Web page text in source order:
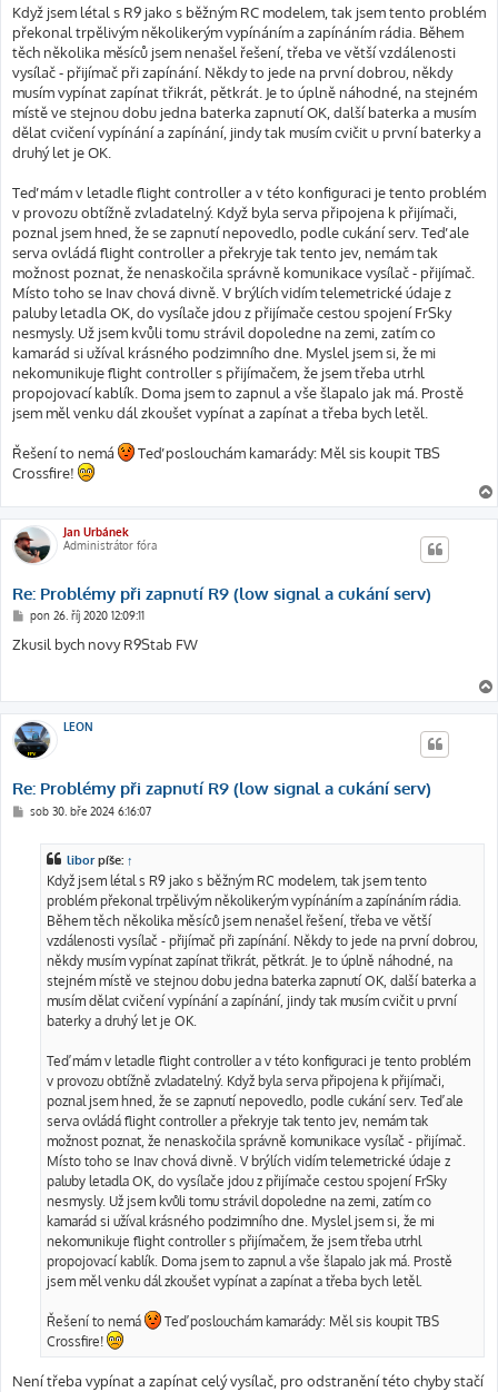
í
s
p
ě
v
e
k
Když jsem létal s R9 jako s běžným RC modelem, tak jsem tento problém
překonal trpělivým několikerým vypínáním a zapínáním rádia. Během
těch několika měsíců jsem nenašel řešení, třeba ve větší vzdálenosti
vysílač - přijímač při zapínání. Někdy to jede na první dobrou, někdy
musím vypínat zapínat třikrát, pětkrát. Je to úplně náhodné, na stejném
místě ve stejnou dobu jedna baterka zapnutí OK, další baterka a musím
dělat cvičení vypínání a zapínání, jindy tak musím cvičit u první baterky a
druhý let je OK.
Teď mám v letadle flight controller a v této konfiguraci je tento problém
v provozu obtížně zvladatelný. Když byla serva připojena k přijímači,
poznal jsem hned, že se zapnutí nepovedlo, podle cukání serv. Teď ale
serva ovládá flight controller a překryje tak tento jev, nemám tak
možnost poznat, že nenaskočila správně komunikace vysílač - přijímač.
Místo toho se Inav chová divně. V brýlích vidím telemetrické údaje z
paluby letadla OK, do vysílače jdou z přijímače cestou spojení FrSky
nesmysly. Už jsem kvůli tomu strávil dopoledne na zemi, zatím co
kamarád si užíval krásného podzimního dne. Myslel jsem si, že mi
nekomunikuje flight controller s přijímačem, že jsem třeba utrhl
propojovací kablík. Doma jsem to zapnul a vše šlapalo jak má. Prostě
jsem měl venku dál zkoušet vypínat a zapínat a třeba bych letěl.
Řešení to nemá
Teď poslouchám kamarády: Měl sis koupit TBS
Crossfire!
Jan Urbánek
Administrátor fóra
Re: Problémy při zapnutí R9 (low signal a cukání serv)
P
í
s
k
pon 26. říj 2020 12:09:11
Zkusil bych novy R9Stab FW
LEON
Re: Problémy při zapnutí R9 (low signal a cukání serv)
Psob 30. bře 2024 6:16:07
liborpíše: ↑
Když jsem létal s R9 jako s běžným RC modelem, tak jsem tento
problém překonal trpělivým několikerým vypínáním a zapínáním rádia.
Během těch několika měsíců jsem nenašel řešení, třeba ve větší
vzdálenosti vysílač - přijímač při zapínání. Někdy to jede na první dobrou,
někdy musím vypínat zapínat třikrát, pětkrát. Je to úplně náhodné, na
stejném místě ve stejnou dobu jedna baterka zapnutí OK, další baterka a
musím dělat cvičení vypínání a zapínání, jindy tak musím cvičit u první
baterky a druhý let je OK.
Teď mám v letadle flight controller a v této konfiguraci je tento problém
v provozu obtížně zvladatelný. Když byla serva připojena k přijímači,
poznal jsem hned, že se zapnutí nepovedlo, podle cukání serv. Teď ale
serva ovládá flight controller a překryje tak tento jev, nemám tak
možnost poznat, že nenaskočila správně komunikace vysílač - přijímač.
Místo toho se Inav chová divně. V brýlích vidím telemetrické údaje z
paluby letadla OK, do vysílače jdou z přijímače cestou spojení FrSky
nesmysly. Už jsem kvůli tomu strávil dopoledne na zemi, zatím co
kamarád si užíval krásného podzimního dne. Myslel jsem si, že mi
nekomunikuje flight controller s přijímačem, že jsem třeba utrhl
propojovací kablík. Doma jsem to zapnul a vše šlapalo jak má. Prostě
jsem měl venku dál zkoušet vypínat a zapínat a třeba bych letěl.
Řešení to nemá
Teď poslouchám kamarády: Měl sis koupit TBS
Crossfire!
Není třeba vypínat a zapínat celý vysílač, pro odstranění této chyby stačí